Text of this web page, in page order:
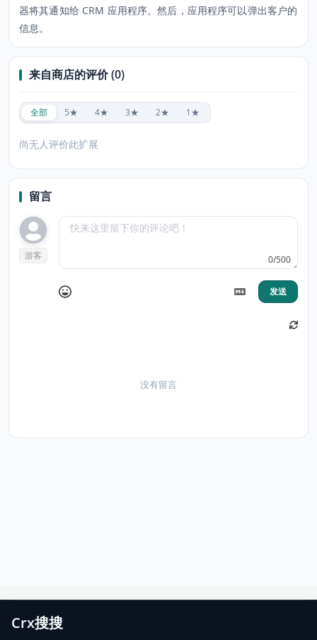
器将其通知给 CRM 应用程序。然后，应用程序可以弹出客户的
信息。
来自商店的评价 (0)
全部 5★ 4★ 3★ 2★ 1★
尚无人评价此扩展
留言
游客 0/500
发送
没有留言
Crx搜搜